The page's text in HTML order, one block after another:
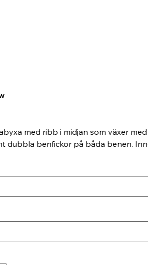
med ribb i midjan som växer
dubbla benfickor på båda benen.